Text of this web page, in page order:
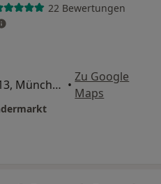
22 Bewertungen
Fürstenfelder Str. 13, München •
Zu Google
Maps